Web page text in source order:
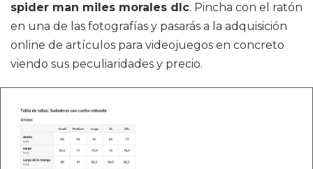
spider man miles morales dlc. Pincha con el ratón
en una de las fotografías y pasarás a la adquisición
online de artículos para videojuegos en concreto
viendo sus peculiaridades y precio.